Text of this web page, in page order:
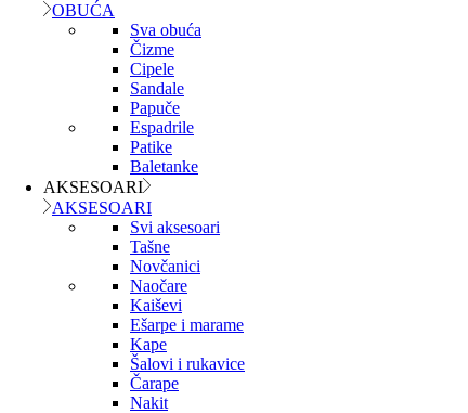
OBUĆA
Sva obuća
Čizme
Cipele
Sandale
Papuče
Espadrile
Patike
Baletanke
AKSESOARI
AKSESOARI
Svi aksesoari
Tašne
Novčanici
Naočare
Kaiševi
Ešarpe i marame
Kape
Šalovi i rukavice
Čarape
Nakit